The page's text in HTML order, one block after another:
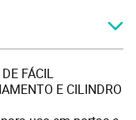
FÁCIL
E CILINDRO